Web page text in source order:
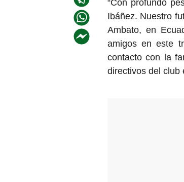
“Con profundo
Ibáñez. Nuestro
Ambato, en
amigos en este
contacto con la
directivos del club